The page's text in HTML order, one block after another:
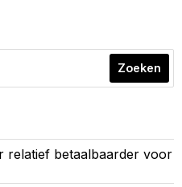
Zoeken
relatief betaalbaarder voor